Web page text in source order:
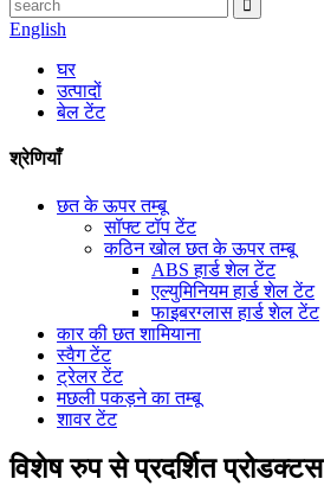
English
घर
उत्पादों
बेल टेंट
श्रेणियाँ
छत के ऊपर तम्बू
सॉफ्ट टॉप टेंट
कठिन खोल छत के ऊपर तम्बू
ABS हार्ड शेल टेंट
एल्युमिनियम हार्ड शेल टेंट
फाइबरग्लास हार्ड शेल टेंट
कार की छत शामियाना
स्वैग टेंट
ट्रेलर टेंट
मछली पकड़ने का तम्बू
शावर टेंट
विशेष रुप से प्रदर्शित प्रोडक्टस